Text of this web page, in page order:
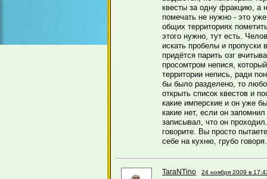
квесты за одну фракцию, а
помечать не нужно - это
общих территориях
этого нужно, тут есть.
искать пробелы и пропуски
придётся парить озг
просомтром непися,
территории непись, ради
бы было разделено, то
открыть список квестов и
какие имперские и он уже
какие нет, если он
записывал, что он
говорите. Вы просто
себе на кухню, грубо говоря.
TaraNTino 24 ноября 2009 в